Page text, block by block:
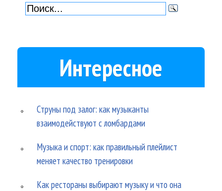
Интересное
Струны под залог: как музыканты
взаимодействуют с ломбардами
Музыка и спорт: как правильный плейлист
меняет качество тренировки
Как рестораны выбирают музыку и что она